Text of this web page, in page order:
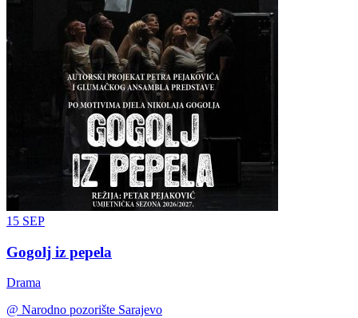
15 SEP
Gogolj iz pepela
Drama
@ Narodno pozorište Sarajevo